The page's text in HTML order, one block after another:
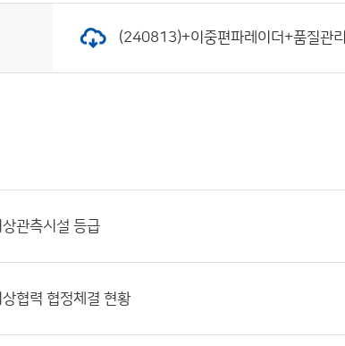
(240813)+이중편파레이더+품질관
관측시설 등급
협력 협정체결 현황